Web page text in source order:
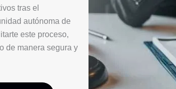
tras el
autónoma de
este proceso,
de manera segura y